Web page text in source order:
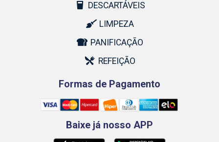
DESCARTÁVEIS
LIMPEZA
PANIFICAÇÃO
REFEIÇÃO
Formas de Pagamento
Baixe já nosso APP